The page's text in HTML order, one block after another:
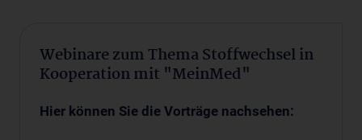
Webinare zum Thema Stoffwechsel in
Kooperation mit "MeinMed"
Hier können Sie die Vorträge nachsehen: